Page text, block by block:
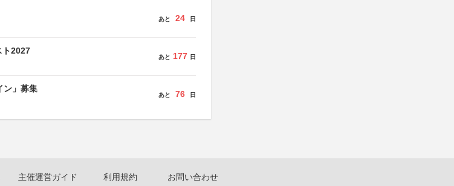
あと 24 日
ト2027
あと 177 日
ン」募集
あと 76 日
主催運営ガイド 利用規約 お問い合わせ